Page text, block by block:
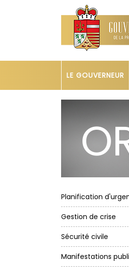
LE GOUVERNEUR
Planification
Gestion de crise
Sécurité civile
Manifestations